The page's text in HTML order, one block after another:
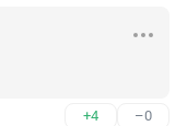
+4 –0